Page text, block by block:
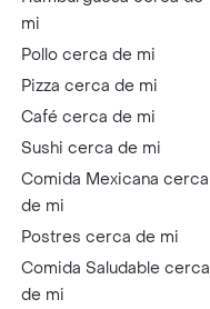
mi
Pollo cerca de mi
Pizza cerca de mi
Café cerca de mi
Sushi cerca de mi
Comida Mexicana cerca
de mi
Postres cerca de mi
Comida Saludable cerca
de mi